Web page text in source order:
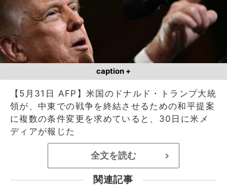
caption +
【5月31日 AFP】米国のドナルド・トランプ大統
領が、中東での戦争を終結させるための和平提案
に複数の条件変更を求めていると、30日に米メ
ディアが報じた
全文を読む >
関連記事